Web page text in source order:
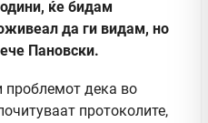
ќе бидам
да ги видам, но
Пановски.
проблемот дека во
протоколите,